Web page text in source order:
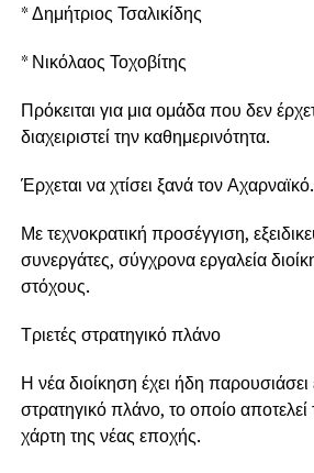
* Δημήτριος Τσαλικίδης
* Νικόλαος Τοχοβίτης
Πρόκειται για μια ομάδα που δεν
διαχειριστεί την καθημερινότητα.
Έρχεται να χτίσει ξανά τον Αχαρναϊκό.
Με τεχνοκρατική προσέγγιση,
συνεργάτες, σύγχρονα εργαλεία
στόχους.
Τριετές στρατηγικό πλάνο
Η νέα διοίκηση έχει ήδη παρουσιάσει
στρατηγικό πλάνο, το οποίο αποτελεί
χάρτη της νέας εποχής.